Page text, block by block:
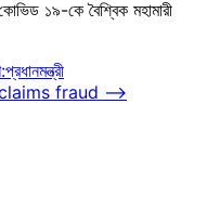
১৯-কে বৈশ্বিক মহামারী
fraud ⟶